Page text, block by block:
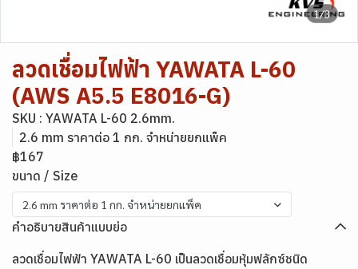
1/3
ลวดเชื่อมไฟฟ้า YAWATA L-60
(AWS A5.5 E8016-G)
SKU : YAWATA L-60 2.6mm.
2.6 mm ราคาต่อ 1 กก. จำหน่ายยกแพ็ค
฿167
ขนาด / Size
2.6 mm ราคาต่อ 1 กก. จำหน่ายยกแพ็ค
คำอธิบายสินค้าแบบย่อ
ลวดเชื่อมไฟฟ้า YAWATA L-60 เป็นลวดเชื่อมหุ้มฟลักซ์ชนิด